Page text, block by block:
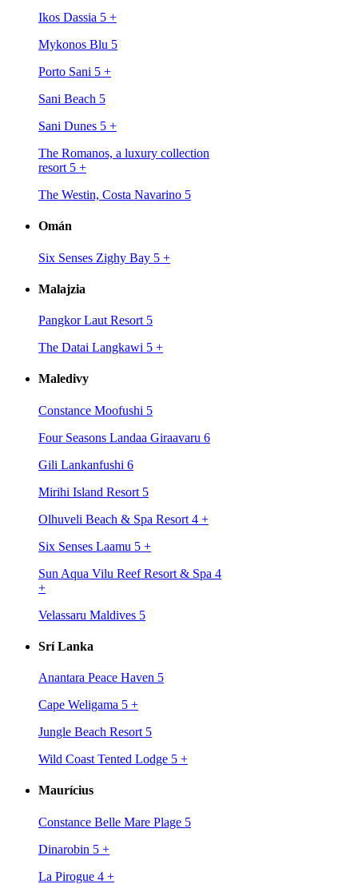
Ikos Dassia 5 +
Mykonos Blu 5
Porto Sani 5 +
Sani Beach 5
Sani Dunes 5 +
The Romanos, a luxury collection
resort 5 +
The Westin, Costa Navarino 5
Omán
Six Senses Zighy Bay 5 +
Malajzia
Pangkor Laut Resort 5
The Datai Langkawi 5 +
Maledivy
Constance Moofushi 5
Four Seasons Landaa Giraavaru 6
Gili Lankanfushi 6
Mirihi Island Resort 5
Olhuveli Beach & Spa Resort 4 +
Six Senses Laamu 5 +
Sun Aqua Vilu Reef Resort & Spa 4
+
Velassaru Maldives 5
Srí Lanka
Anantara Peace Haven 5
Cape Weligama 5 +
Jungle Beach Resort 5
Wild Coast Tented Lodge 5 +
Maurícius
Constance Belle Mare Plage 5
Dinarobin 5 +
La Pirogue 4 +